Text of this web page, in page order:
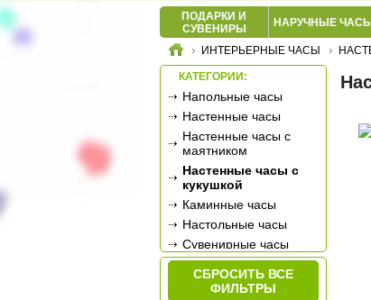
ПОДАРКИ И
СУВЕНИРЫ
НАРУЧНЫЕ ЧАСЫ
ИНТЕРЬЕРНЫЕ ЧАСЫ
КАТЕГОРИИ:
Напольные часы
Настенные часы
Настенные часы с
маятником
Настенные часы с
кукушкой
Каминные часы
Настольные часы
Сувенирные часы
Будильники
Метеостанции
СБРОСИТЬ ВСЕ
ФИЛЬТРЫ